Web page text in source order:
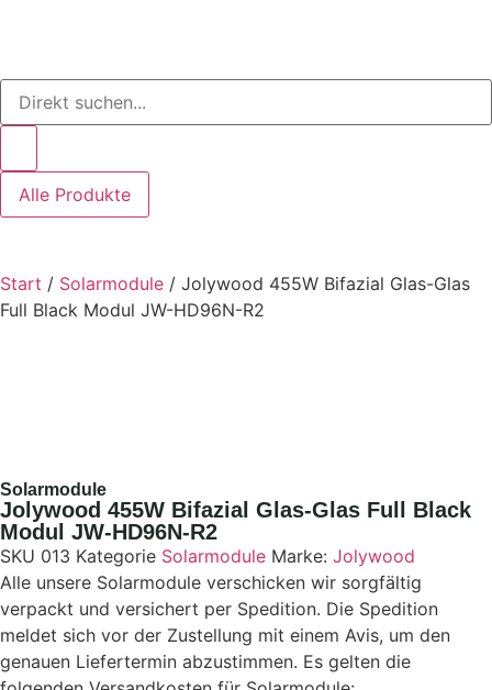
Alle Produkte
Start / Solarmodule / Jolywood 455W Bifazial Glas-Glas
Full Black Modul JW-HD96N-R2
Solarmodule
Jolywood 455W Bifazial Glas-Glas Full Black
Modul JW-HD96N-R2
SKU 013 Kategorie Solarmodule Marke: Jolywood
Alle unsere Solarmodule verschicken wir sorgfältig
verpackt und versichert per Spedition. Die Spedition
meldet sich vor der Zustellung mit einem Avis, um den
genauen Liefertermin abzustimmen. Es gelten die